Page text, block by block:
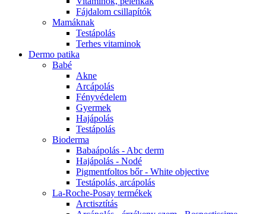
Fájdalom csillapítók
Mamáknak
Testápolás
Terhes vitaminok
Dermo patika
Babé
Akne
Arcápolás
Fényvédelem
Gyermek
Hajápolás
Testápolás
Bioderma
Babaápolás - Abc derm
Hajápolás - Nodé
Pigmentfoltos bőr - White objective
Testápolás, arcápolás
La-Roche-Posay termékek
Arctisztítás